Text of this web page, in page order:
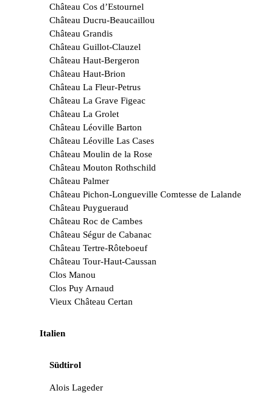
Château Cos d’Estournel
Château Ducru-Beaucaillou
Château Grandis
Château Guillot-Clauzel
Château Haut-Bergeron
Château Haut-Brion
Château La Fleur-Petrus
Château La Grave Figeac
Château La Grolet
Château Léoville Barton
Château Léoville Las Cases
Château Moulin de la Rose
Château Mouton Rothschild
Château Palmer
Château Pichon-Longueville Comtesse de Lalande
Château Puygueraud
Château Roc de Cambes
Château Ségur de Cabanac
Château Tertre-Rôteboeuf
Château Tour-Haut-Caussan
Clos Manou
Clos Puy Arnaud
Vieux Château Certan
Italien
Südtirol
Alois Lageder